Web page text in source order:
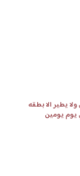
يطير الا بطقه
يوم يومين